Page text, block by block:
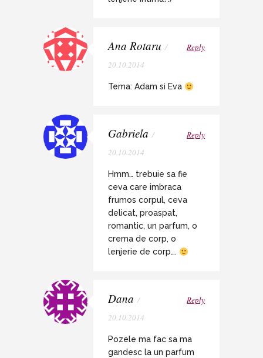
Ana Rotaru /
20.10.2014
Reply
Tema: Adam si Eva
Gabriela /
20.10.2014
Reply
Hmm… trebuie sa fie
ceva care imbraca
frumos corpul, ceva
delicat, proaspat,
romantic, un parfum, o
crema de corp, o
lenjerie de corp….
Dana /
20.10.2014
Reply
Pozele ma fac sa ma
gandesc la un parfum